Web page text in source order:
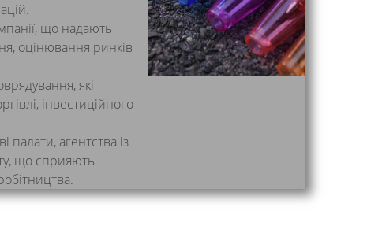
що надають
оцінювання ринків
які
інвестиційного
палати, агентства із
що сприяють